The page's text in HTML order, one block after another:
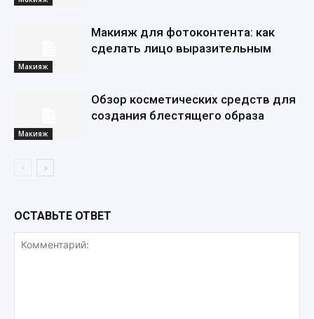
Макияж
Макияж для фотоконтента: как
сделать лицо выразительным
Макияж
Обзор косметических средств для
создания блестящего образа
ОСТАВЬТЕ ОТВЕТ